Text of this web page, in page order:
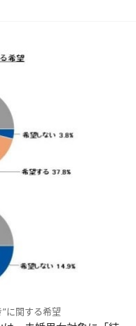
に関する希望